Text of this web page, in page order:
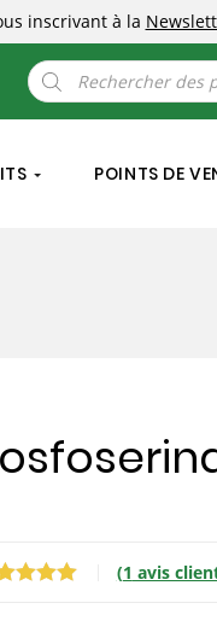
inscrivant à la
Recherche
de
produits
POINTS DE
(1 avis